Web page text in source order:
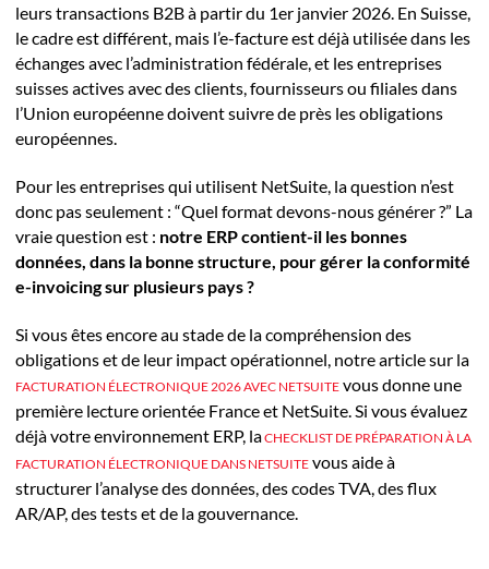
leurs transactions B2B à partir du 1er janvier 2026. En Suisse,
le cadre est différent, mais l’e-facture est déjà utilisée dans les
échanges avec l’administration fédérale, et les entreprises
suisses actives avec des clients, fournisseurs ou filiales dans
l’Union européenne doivent suivre de près les obligations
européennes.
Pour les entreprises qui utilisent NetSuite, la question n’est
donc pas seulement : “Quel format devons-nous générer ?” La
vraie question est : notre ERP contient-il les bonnes
données, dans la bonne structure, pour gérer la conformité
e-invoicing sur plusieurs pays ?
Si vous êtes encore au stade de la compréhension des
obligations et de leur impact opérationnel, notre article sur la
FACTURATION ÉLECTRONIQUE 2026 AVEC NETSUITEvous donne une
première lecture orientée France et NetSuite. Si vous évaluez
déjà votre environnement ERP, laCHECKLIST DE PRÉPARATION À LA
FACTURATION ÉLECTRONIQUE DANS NETSUITEvous aide à
structurer l’analyse des données, des codes TVA, des flux
AR/AP, des tests et de la gouvernance.